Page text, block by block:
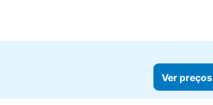
Ver preços